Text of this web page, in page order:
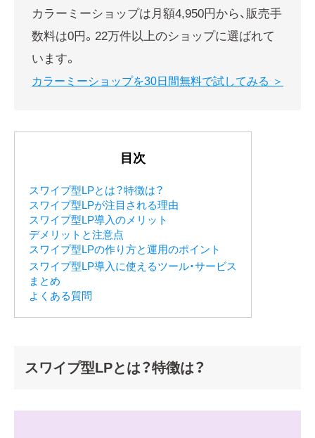
カラーミーショップは月額4,950円から、販売手
数料は0円。22万件以上のショップに選ばれて
います。
カラーミーショップを30日間無料で試してみる ＞
目次
スワイプ型LPとは？特徴は？
スワイプ型LPが注目される理由
スワイプ型LP導入のメリット
デメリットと注意点
スワイプ型LPの作り方と運用のポイント
スワイプ型LP導入に使えるツール・サービス
まとめ
よくある質問
スワイプ型LPとは？特徴は？